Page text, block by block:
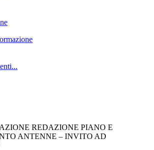
REDAZIONE PIANO E
ANTENNE – INVITO AD